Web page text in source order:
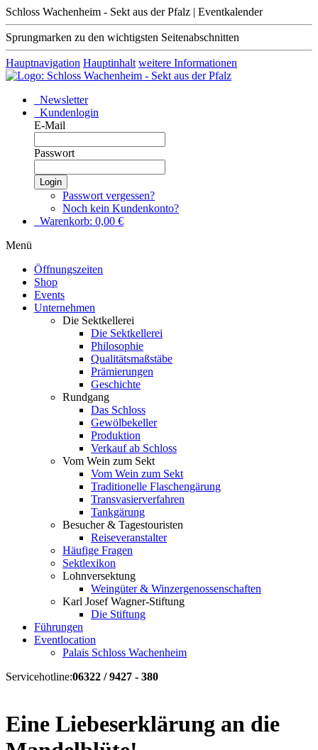
Schloss Wachenheim - Sekt aus der Pfalz | Eventkalender
Sprungmarken zu den wichtigsten Seitenabschnitten
Hauptnavigation Hauptinhalt weitere Informationen
Newsletter
Kundenlogin
E-Mail
Passwort
Login
Passwort vergessen?
Noch kein Kundenkonto?
Warenkorb: 0,00 €
Menü
Öffnungszeiten
Shop
Events
Unternehmen
Die Sektkellerei
Die Sektkellerei
Philosophie
Qualitätsmaßstäbe
Prämierungen
Geschichte
Rundgang
Das Schloss
Gewölbekeller
Produktion
Verkauf ab Schloss
Vom Wein zum Sekt
Vom Wein zum Sekt
Traditionelle Flaschengärung
Transvasierverfahren
Tankgärung
Besucher & Tagestouristen
Reiseveranstalter
Häufige Fragen
Sektlexikon
Lohnversektung
Weingüter & Winzergenossenschaften
Karl Josef Wagner-Stiftung
Die Stiftung
Führungen
Eventlocation
Palais Schloss Wachenheim
Servicehotline:06322 / 9427 - 380
Eine Liebeserklärung an die